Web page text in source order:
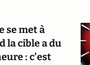
se met à
la cible a du
: c’est